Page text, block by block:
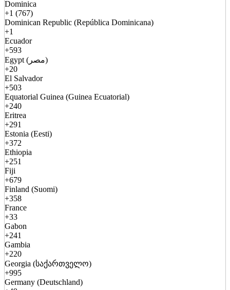
Dominica
+1 (767)
Dominican Republic (República Dominicana)
+1
Ecuador
+593
Egypt (مصر)
+20
El Salvador
+503
Equatorial Guinea (Guinea Ecuatorial)
+240
Eritrea
+291
Estonia (Eesti)
+372
Ethiopia
+251
Fiji
+679
Finland (Suomi)
+358
France
+33
Gabon
+241
Gambia
+220
Georgia (საქართველო)
+995
Germany (Deutschland)